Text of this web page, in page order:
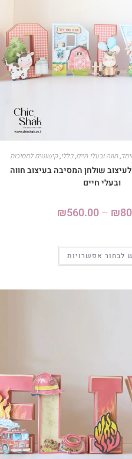
,חווה ובעלי חיים,כללי,קישוטים למסיבות
שולחן המסיבה בעיצוב חווה
ובעלי חיים
₪
–
₪560.00
לבחור אפשרויות